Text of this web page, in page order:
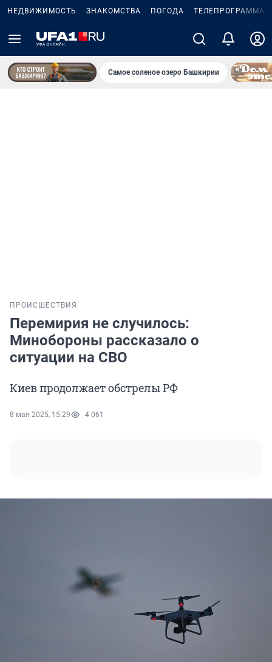
НЕДВИЖИМОСТЬ ЗНАКОМСТВА ПОГОДА ТЕЛЕПРОГРАММА
Самое соленое озеро Башкирии
ПРОИСШЕСТВИЯ
Перемирия не случилось:
Минобороны рассказало о
ситуации на СВО
Киев продолжает обстрелы РФ
8 мая 2025, 15:29 4 061